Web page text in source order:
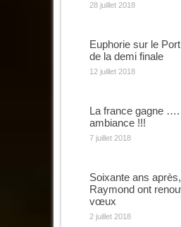
28 juillet 2018
Euphorie sur le
de la demi finale
12 juillet 2018
La france gagne ….
ambiance !!!
7 juillet 2018
Soixante ans
Raymond ont
vœux
2 juillet 2018